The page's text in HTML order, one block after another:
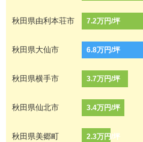
秋田県由利本荘市 7.2万円/坪
秋田県大仙市 6.8万円/坪
秋田県横手市 3.7万円/坪
秋田県仙北市 3.4万円/坪
秋田県美郷町 2.3万円/坪